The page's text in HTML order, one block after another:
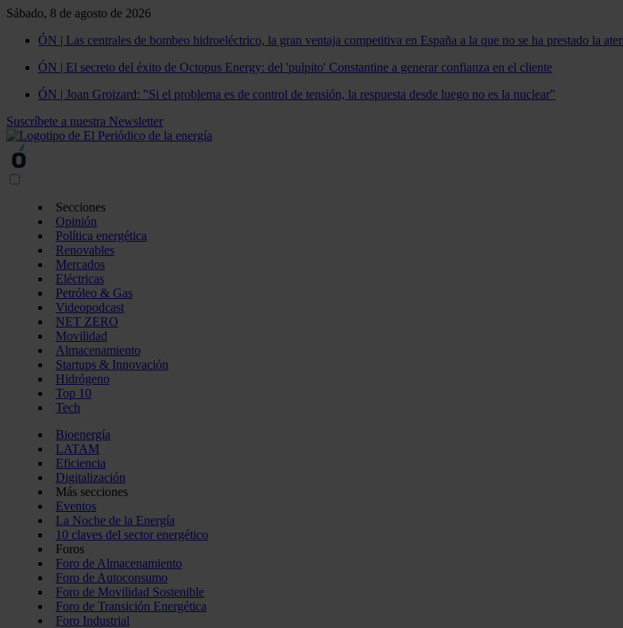
Sábado, 8 de agosto de 2026
ÓN | Las centrales de bombeo hidroeléctrico, la gran ventaja competitiva en España a la que no se ha prestado la
ÓN | El secreto del éxito de Octopus Energy: del 'pulpito' Constantine a generar confianza en el cliente
ÓN | Joan Groizard: "Si el problema es de control de tensión, la respuesta desde luego no es la nuclear"
Suscríbete a nuestra Newsletter
Secciones
Opinión
Política energética
Renovables
Mercados
Eléctricas
Petróleo & Gas
Videopodcast
NET ZERO
Movilidad
Almacenamiento
Startups & Innovación
Hidrógeno
Top 10
Tech
Bioenergía
LATAM
Eficiencia
Digitalización
Más secciones
Eventos
La Noche de la Energía
10 claves del sector energético
Foros
Foro de Almacenamiento
Foro de Autoconsumo
Foro de Movilidad Sostenible
Foro de Transición Energética
Foro Industrial